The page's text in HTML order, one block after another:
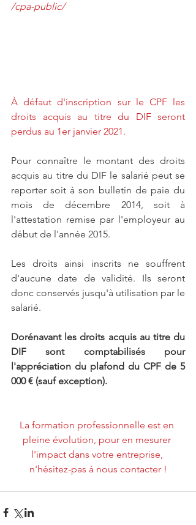
/cpa-public/
À défaut d'inscription sur le CPF les
droits acquis au titre du DIF seront
perdus au 1er janvier 2021.
Pour connaître le montant des droits
acquis au titre du DIF le salarié peut se
reporter soit à son bulletin de paie du
mois de décembre 2014, soit à
l'attestation remise par l'employeur au
début de l'année 2015.
Les droits ainsi inscrits ne souffrent
d'aucune date de validité. Ils seront
donc conservés jusqu'à utilisation par le
salarié.
Dorénavant les droits acquis au titre du
DIF sont comptabilisés pour
l'appréciation du plafond du CPF de 5
000 € (sauf exception).
La formation professionnelle est en
pleine évolution, pour en mesurer
l'impact dans votre entreprise,
n'hésitez-pas à nous contacter !